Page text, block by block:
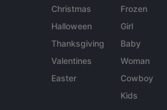
Christmas
Halloween
Thanksgiving
Valentines
Easter
Frozen
Girl
Baby
Woman
Cowboy
Kids